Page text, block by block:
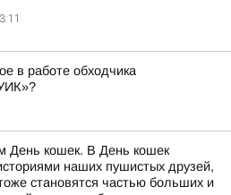
в работе обходчика
День кошек. В День кошек
наших пушистых друзей,
становятся частью больших и